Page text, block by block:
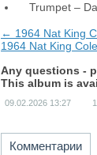
Trumpet –
← 1964 Nat King
1964 Nat King
Any questions -
This album is
09.02.2026 13:27
Комментарии